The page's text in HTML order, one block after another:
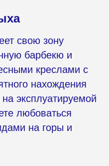
свою зону
барбекю и
креслами с
нахождения
эксплуатируемой
любоваться
на горы и